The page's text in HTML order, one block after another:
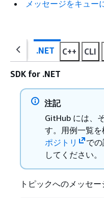
メッセージをキュー
.NET C++ CLI
SDK for .NET
注記
GitHub には、
す。用例一覧を
ポジトリ
で
してください。
トピックへのメッセ